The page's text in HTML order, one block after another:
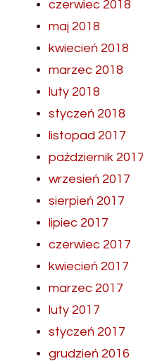
czerwiec 2018
maj 2018
kwiecień 2018
marzec 2018
luty 2018
styczeń 2018
listopad 2017
październik 2017
wrzesień 2017
sierpień 2017
lipiec 2017
czerwiec 2017
kwiecień 2017
marzec 2017
luty 2017
styczeń 2017
grudzień 2016